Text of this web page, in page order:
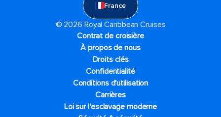
France
© 2026 Royal Caribbean Cruises
Contrat de croisière
À propos de nous
Droits clés
Confidentialité
Conditions d'utilisation
Carrières
Loi sur l'esclavage moderne